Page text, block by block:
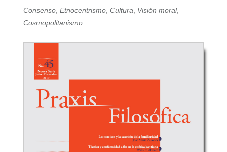
Consenso,Etnocentrismo,Cultura, Visión moral,
Cosmopolitanismo